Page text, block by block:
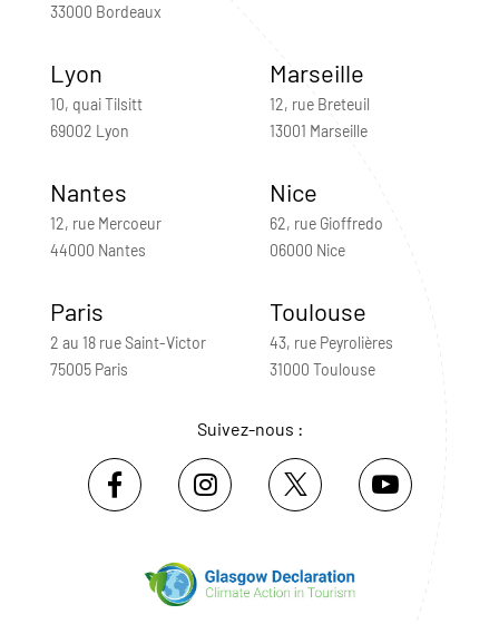
33000 Bordeaux
Lyon
10, quai Tilsitt
69002 Lyon
Marseille
12, rue Breteuil
13001 Marseille
Nantes
12, rue Mercoeur
44000 Nantes
Nice
62, rue Gioffredo
06000 Nice
Paris
2 au 18 rue Saint-Victor
75005 Paris
Toulouse
43, rue Peyrolières
31000 Toulouse
Suivez-nous :